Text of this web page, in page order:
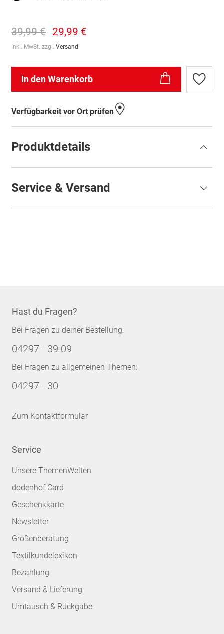
39,99 € 29,99 €
inkl. MwSt. zzgl. Versand
In den Warenkorb
Zur
Verfügbarkeit vor Ort prüfen
Produktdetails
Service & Versand
Hast du Fragen?
Bei Fragen zu deiner Bestellung:
04297 - 39 09
Bei Fragen zu allgemeinen Themen:
04297 - 30
Zum Kontaktformular
Service
Unsere ThemenWelten
dodenhof Card
Geschenkkarte
Newsletter
Größenberatung
Textilkundelexikon
Bezahlung
Versand & Lieferung
Umtausch & Rückgabe